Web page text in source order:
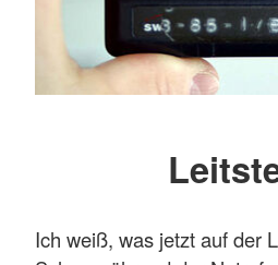
Ich weiß, was jetzt auf der